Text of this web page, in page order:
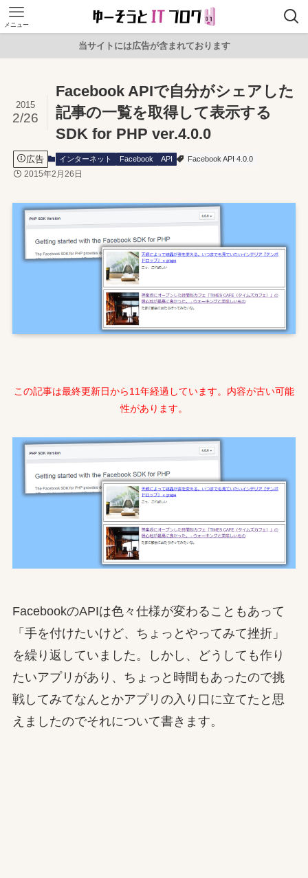
メニュー
当サイトには広告が含まれております
Facebook APIで自分がシェアした
記事の一覧を取得して表示する
SDK for PHP ver.4.0.0
2015
2/26
広告 インターネット Facebook API Facebook API 4.0.0
2015年2月26日
この記事は最終更新日から11年経過しています。内容が古い可能
性があります。
FacebookのAPIは色々仕様が変わることもあって
「手を付けたいけど、ちょっとやってみて挫折」
を繰り返していました。しかし、どうしても作り
たいアプリがあり、ちょっと時間もあったので挑
戦してみてなんとかアプリの入り口に立てたと思
えましたのでそれについて書きます。